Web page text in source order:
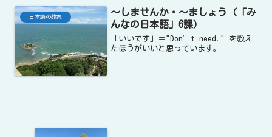
日本語の教案
〜しませんか・〜ましょう（「み
んなの日本語」6課）
「いいです」＝"Don’t need." を教え
たほうがいいと思っています。